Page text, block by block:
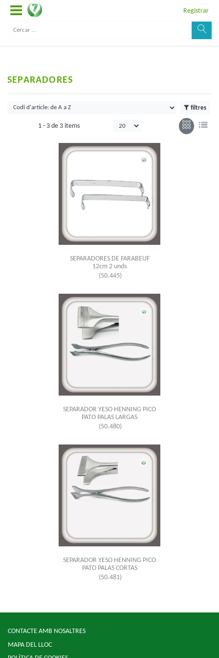
Registrar
SEPARADORES
filtres
1 - 3 de 3 items
SEPARADORES DE FARABEUF
12cm 2 unds
(50.445)
SEPARADOR YESO HENNING PICO
PATO PALAS LARGAS
(50.480)
SEPARADOR YESO HENNING PICO
PATO PALAS CORTAS
(50.481)
CONTACTE AMB NOSALTRES
MAPA DEL LLOC